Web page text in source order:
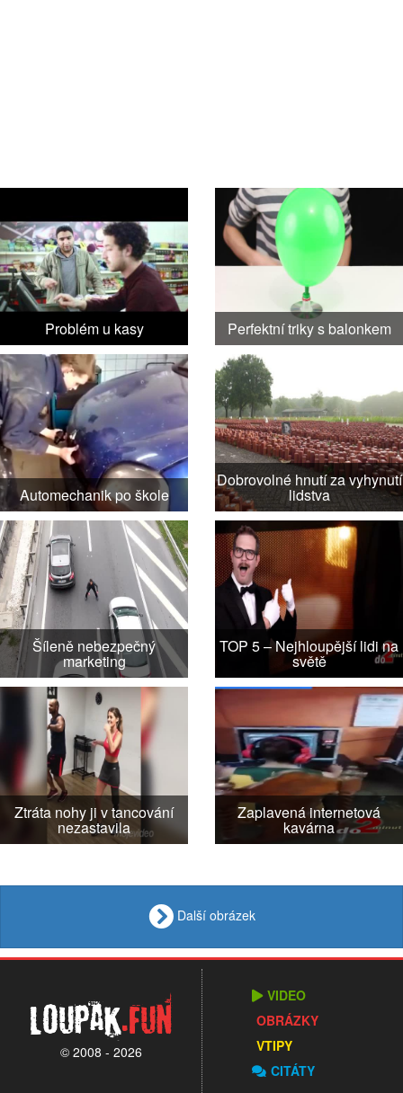
Problém u kasy Perfektní triky s balonkem
Automechanik po škole
Dobrovolné hnutí za vyhynutí
lidstva
Šíleně nebezpečný
marketing
TOP 5 – Nejhloupější lidi na
světě
Ztráta nohy ji v tancování
nezastavila
Zaplavená internetová
kavárna
Další obrázek
Loupak.fun
© 2008 - 2026
VIDEO
OBRÁZKY
VTIPY
CITÁTY